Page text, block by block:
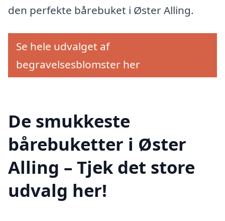
den perfekte bårebuket i Øster Alling.
Se hele udvalget af
begravelsesblomster her
De smukkeste
bårebuketter i Øster
Alling – Tjek det store
udvalg her!